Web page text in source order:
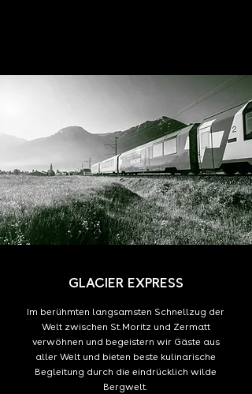
GLACIER EXPRESS
Im berühmten langsamsten Schnellzug der
Welt zwischen St.Moritz und Zermatt
verwöhnen und begeistern wir Gäste aus
aller Welt und bieten beste kulinarische
Begleitung durch die eindrücklich wilde
Bergwelt.